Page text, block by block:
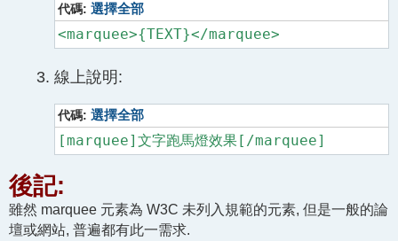
代碼:選擇全部
<marquee>{TEXT}</marquee>
線上說明:
代碼:選擇全部
[marquee]文字跑馬燈效果[/marquee]
後記:
雖然 marquee 元素為 W3C 未列入規範的元素, 但是一般的論
壇或網站, 普遍都有此一需求.